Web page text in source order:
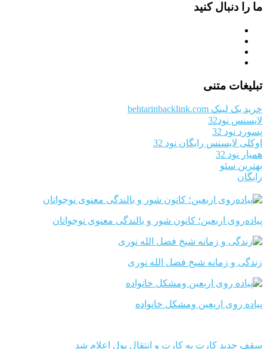
ما را دنبال کنید
تبلیغات متنی
خرید بک لینک behtarinbacklink.com
لایسنس نود32
پسورد نود 32
اوکلی لایسنس رایگان نود 32
همیار نود 32
بهترین سئو
رایگان
پیاده‌روی اربعین؛ کانون شور و بالندگی معنوی نوجوانان
زندگی و زمانه شیخ فضل الله نوری
پیاده روی اربعین ومشکل خانواده
سقف جدید کارت به کارت و انتقال پول اعلام شد